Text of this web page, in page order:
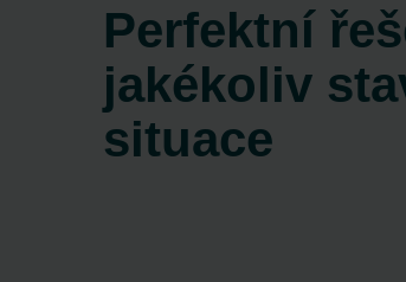
Zehnder
Zehnder
Zehnder
Zehnder
Zehnder
Perfektní
jakékoliv
situace